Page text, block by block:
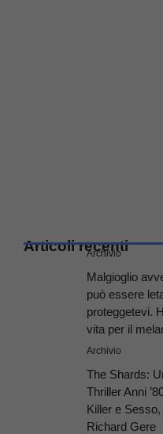
Articoli recenti
Archivio
Malgioglio
può essere
proteggetevi.
vita per il
Archivio
The Shards:
Thriller Anni
Killer e
Richard Gere